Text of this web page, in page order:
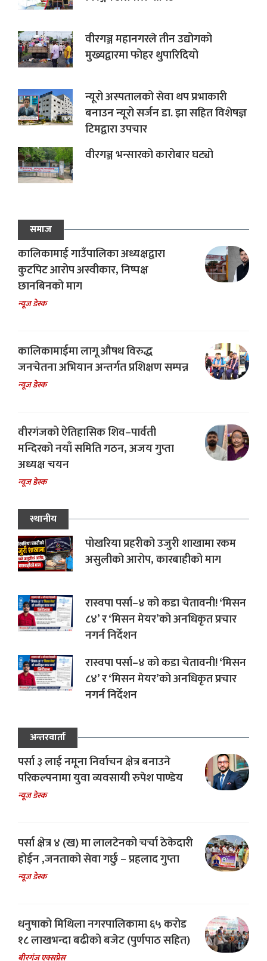
वीरगञ्ज महानगरले तीन उद्योगको
मुख्यद्वारमा फोहर थुपारिदियो
न्यूरो अस्पतालको सेवा थप प्रभाकारी
बनाउन न्यूरो सर्जन डा. झा सहित विशेषज्ञ
टिमद्वारा उपचार
वीरगञ्ज भन्सारको कारोबार घट्यो
समाज
कालिकामाई गाउँपालिका अध्यक्षद्वारा
कुटपिट आरोप अस्वीकार, निष्पक्ष
छानबिनको माग
न्यूज डेस्क
कालिकामाईमा लागू औषध विरुद्ध
जनचेतना अभियान अन्तर्गत प्रशिक्षण सम्पन्न
न्यूज डेस्क
वीरगंजको ऐतिहासिक शिव–पार्वती
मन्दिरको नयाँ समिति गठन, अजय गुप्ता
अध्यक्ष चयन
न्यूज डेस्क
स्थानीय
पोखरिया प्रहरीको उजुरी शाखामा रकम
असुलीको आरोप, कारबाहीको माग
रास्वपा पर्सा–४ को कडा चेतावनी! ‘मिसन
८४’ र ‘मिसन मेयर’को अनधिकृत प्रचार
नगर्न निर्देशन
रास्वपा पर्सा–४ को कडा चेतावनी! ‘मिसन
८४’ र ‘मिसन मेयर’को अनधिकृत प्रचार
नगर्न निर्देशन
अन्तरवार्ता
पर्सा ३ लाई नमूना निर्वाचन क्षेत्र बनाउने
परिकल्पनामा युवा व्यवसायी रुपेश पाण्डेय
न्यूज डेस्क
पर्सा क्षेत्र ४ (ख) मा लालटेनको चर्चा ठेकेदारी
होईन ,जनताको सेवा गर्छु – प्रहलाद गुप्ता
न्यूज डेस्क
धनुषाको मिथिला नगरपालिकामा ६५ करोड
१८ लाखभन्दा बढीको बजेट (पुर्णपाठ सहित)
बीरगंज एक्सप्रेस